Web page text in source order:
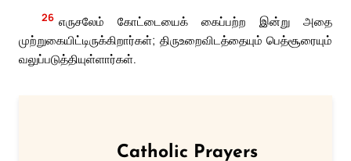
26 எருசலேம் கோட்டையைக் கைப்பற்ற இன்று அதை
முற்றுகையிட்டிருக்கிறார்கள்; திருஉறைவிடத்தையும் பெத்சூரையும்
வலுப்படுத்தியுள்ளார்கள்.
Catholic Prayers